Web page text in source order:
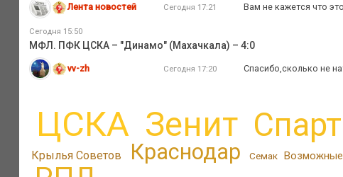
Лента новостей Сегодня 17:21 Вам не кажется что
Сегодня 15:50
МФЛ. ПФК ЦСКА – "Динамо" (Махачкала) – 4:0
vv-zh Сегодня 17:20 Спасибо,сколько не
ЦСКА Зенит
Крылья Советов Краснодар Семак